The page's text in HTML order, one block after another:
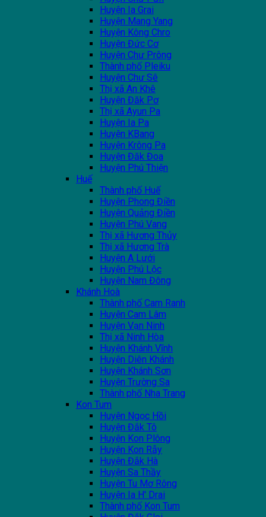
Huyện Ia Grai
Huyện Mang Yang
Huyện Kông Chro
Huyện Đức Cơ
Huyện Chư Prông
Thành phố Pleiku
Huyện Chư Sê
Thị xã An Khê
Huyện Đăk Pơ
Thị xã Ayun Pa
Huyện Ia Pa
Huyện KBang
Huyện Krông Pa
Huyện Đăk Đoa
Huyện Phú Thiện
Huế
Thành phố Huế
Huyện Phong Điền
Huyện Quảng Điền
Huyện Phú Vang
Thị xã Hương Thủy
Thị xã Hương Trà
Huyện A Lưới
Huyện Phú Lộc
Huyện Nam Đông
Khánh Hoà
Thành phố Cam Ranh
Huyện Cam Lâm
Huyện Vạn Ninh
Thị xã Ninh Hòa
Huyện Khánh Vĩnh
Huyện Diên Khánh
Huyện Khánh Sơn
Huyện Trường Sa
Thành phố Nha Trang
Kon Tum
Huyện Ngọc Hồi
Huyện Đắk Tô
Huyện Kon Plông
Huyện Kon Rẫy
Huyện Đắk Hà
Huyện Sa Thầy
Huyện Tu Mơ Rông
Huyện Ia H' Drai
Thành phố Kon Tum